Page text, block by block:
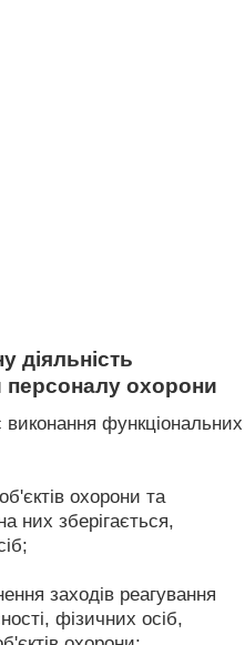
діяльність
персоналу охорони
функціональних
охорони та
них зберігається,
заходів реагування
фізичних осіб,